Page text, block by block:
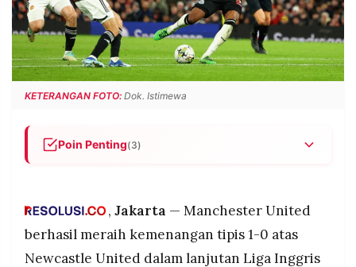
INFORMASI
PRIVACY
POLICY
BERITA
WARGA
INFORMASI
IKLAN
KIRIM
TULISAN
SERVICE
IKUTI
KAMI
KETERANGAN FOTO: Dok. Istimewa
Poin Penting(3)
Newcastle United tampil menekan, namun gagal
memaksimalkan peluang.
MU mengamankan tiga poin penting di lanjutan
, Jakarta — Manchester United
berhasil meraih kemenangan tipis 1-0 atas
Newcastle United dalam lanjutan Liga Inggris